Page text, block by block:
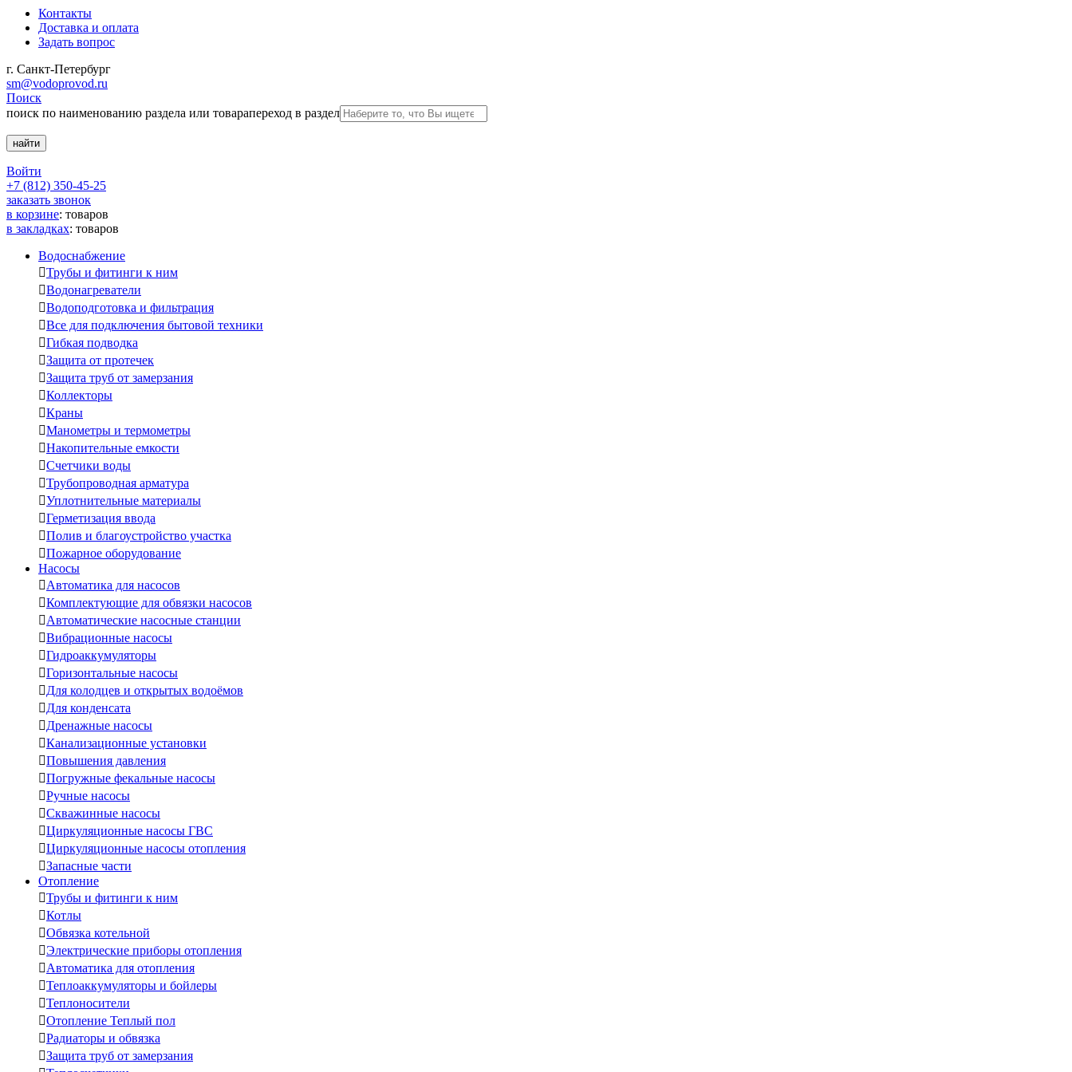
Контакты
Доставка и оплата
Задать вопрос
г. Санкт-Петербург
sm@vodoprovod.ru
Поиск
поиск по наименованию раздела или товарапереход в раздел
Войти
+7 (812) 350-45-25
заказать звонок
в корзине: товаров
в закладках: товаров
Водоснабжение
Трубы и фитинги к ним
Водонагреватели
Водоподготовка и фильтрация
Все для подключения бытовой техники
Гибкая подводка
Защита от протечек
Защита труб от замерзания
Коллекторы
Краны
Манометры и термометры
Накопительные емкости
Счетчики воды
Трубопроводная арматура
Уплотнительные материалы
Герметизация ввода
Полив и благоустройство участка
Пожарное оборудование
Насосы
Автоматика для насосов
Комплектующие для обвязки насосов
Автоматические насосные станции
Вибрационные насосы
Гидроаккумуляторы
Горизонтальные насосы
Для колодцев и открытых водоёмов
Для конденсата
Дренажные насосы
Канализационные установки
Повышения давления
Погружные фекальные насосы
Ручные насосы
Скважинные насосы
Циркуляционные насосы ГВС
Циркуляционные насосы отопления
Запасные части
Отопление
Трубы и фитинги к ним
Котлы
Обвязка котельной
Электрические приборы отопления
Автоматика для отопления
Теплоаккумуляторы и бойлеры
Теплоносители
Отопление Теплый пол
Радиаторы и обвязка
Защита труб от замерзания